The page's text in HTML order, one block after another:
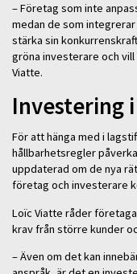
– Företag som inte
medan de som
stärka sin
gröna investerare och
Viatte.
Investering
För att hänga med i
hållbarhetsregler
uppdaterad om de nya
företag och investerare
Loïc Viatte råder
krav från större kunder
– Även om det kan